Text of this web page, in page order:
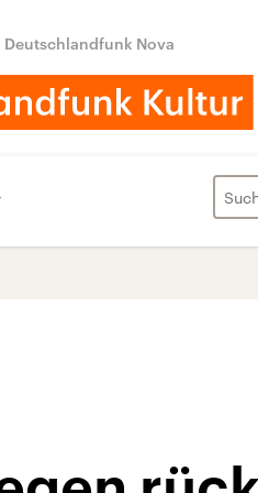
Deutschlandfunk Nova